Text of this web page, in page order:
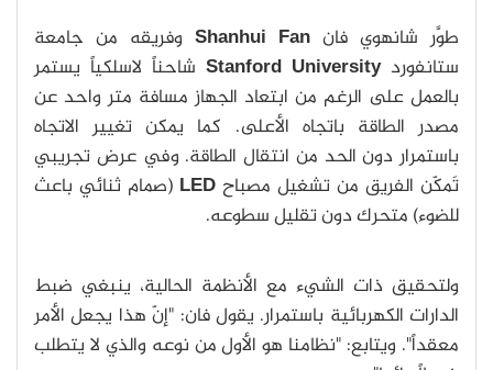
طوَّر شانهوي فان Shanhui Fan وفريقه من جامعة
ستانفوردStanford University شاحناً لاسلكياً يستمر
بالعمل على الرغم من ابتعاد الجهاز مسافة متر واحد عن
مصدر الطاقة باتجاه الأعلى. كما يمكن تغيير الاتجاه
باستمرار دون الحد من انتقال الطاقة. وفي عرض تجريبي
تَمكّن الفريق من تشغيل مصباح LED (صمام ثنائي باعث
للضوء) متحرك دون تقليل سطوعه.
ولتحقيق ذات الشيء مع الأنظمة الحالية، ينبغي ضبط
الدارات الكهربائية باستمرار. يقول فان: "إنّ هذا يجعل الأمر
معقداً". ويتابع: "نظامنا هو الأول من نوعه والذي لا يتطلب